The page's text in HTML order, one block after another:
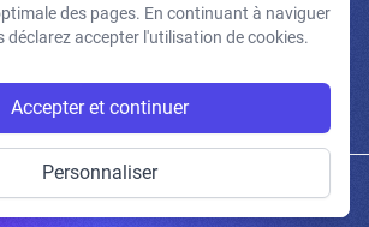
vos e-mails et confirme avoir pris connaissance de
de confidentialité et mentions légales.
| Gum Studio. Tous droits réservés.
des pages. En continuant à naviguer
déclarez accepter l'utilisation de cookies.
Accepter et continuer
Personnaliser